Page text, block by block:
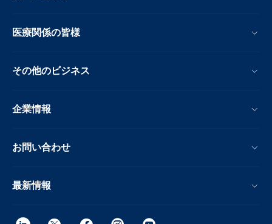
医療関係の皆様
その他のビジネス
企業情報
お問い合わせ
最新情報